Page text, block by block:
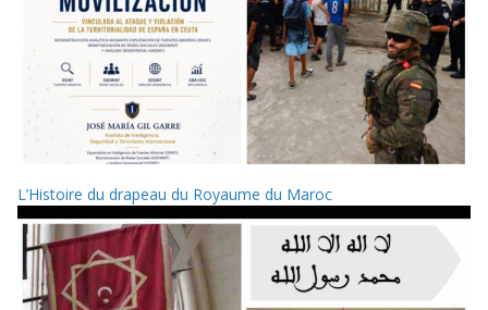
L’Histoire du drapeau du Royaume du Maroc